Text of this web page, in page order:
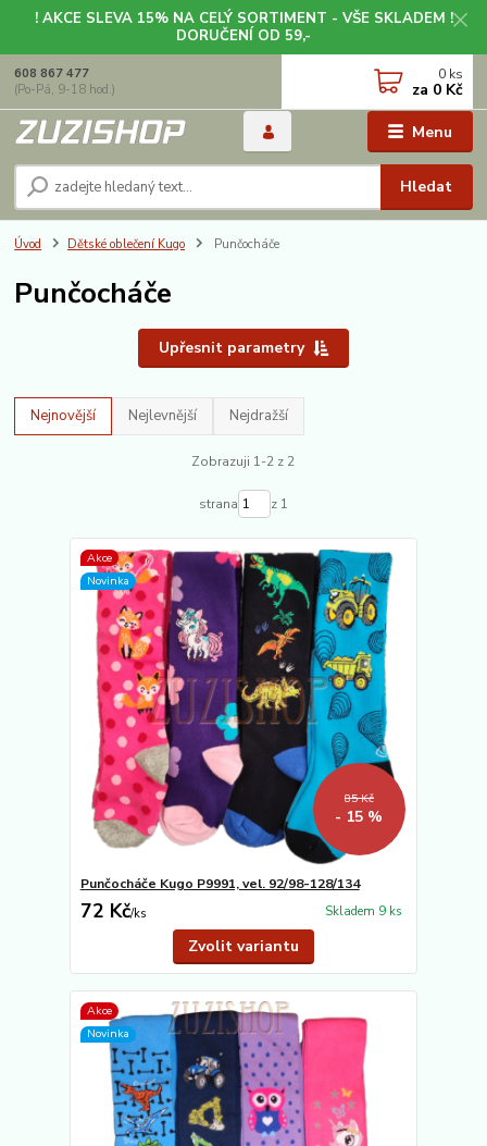
! AKCE SLEVA 15% NA CELÝ SORTIMENT - VŠE SKLADEM !
DORUČENÍ OD 59,-
Menu
Hledat
608 867 477
(Po-Pá, 9-18 hod.)
0 ks
za 0 Kč
Úvod Dětské oblečení Kugo Punčocháče
Punčocháče
Upřesnit parametry
Nejnovější Nejlevnější Nejdražší
Zobrazuji 1-2 z 2
strana z 1
Akce
Novinka
85 Kč
- 15 %
Punčocháče Kugo P9991, vel. 92/98-128/134
72 Kč/ks Skladem 9 ks
Zvolit variantu
Akce
Novinka